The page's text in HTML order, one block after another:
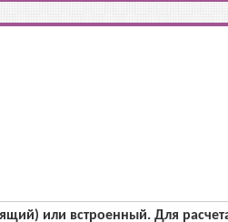
или встроенный. Для